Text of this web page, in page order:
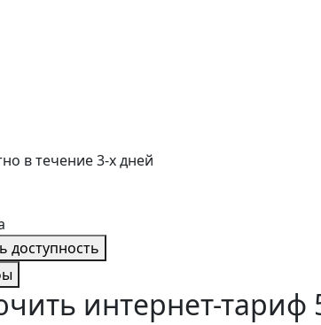
в течение3-х дней
доступность
интернет-тариф